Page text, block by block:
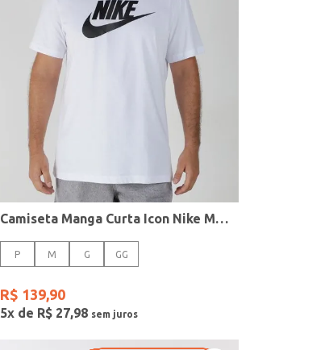
Camiseta Manga Curta Icon Nike Masculina BRANCO
P M G GG
R$ 139,90
5x de R$ 27,98